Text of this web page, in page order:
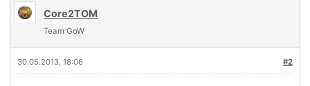
Core2TOM
Team GoW
#2
30.05.2013, 18:06